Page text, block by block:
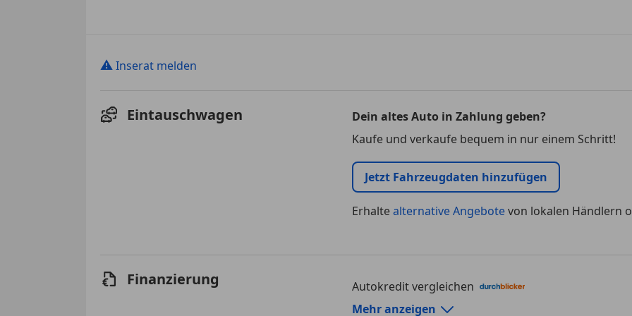
⚠ Inserat melden
Eintauschwagen
Dein altes Auto in Zahlung geben?
Kaufe und verkaufe bequem in nur einem Schritt!
Jetzt Fahrzeugdaten hinzufügen
Erhaltealternative Angebotevon lokalen Händlern
Finanzierung
Autokredit vergleichen
Autokredit-Rechner von durchblicker.at
Mehr anzeigen